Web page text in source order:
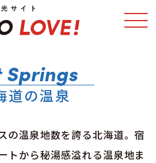
スポット・体験
エリアガイド
道の温泉
の温泉地数を誇る北海道。宿
トから秘湯感溢れる温泉地ま